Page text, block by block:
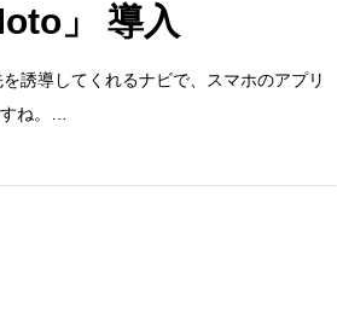
」 導入
誘導してくれるナビで、スマホのアプリ
ね。…